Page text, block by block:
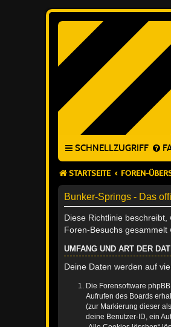
SCHNELLZUGRIFF
STARTSEITE FOREN-
Bunker-Springs - Das
Diese Richtlinie beschreibt,
Foren-Besuchs gesammelt
UMFANG UND ART DER
Deine Daten werden auf
Die Forensoftware
Aufrufen des Boards
(zur Markierung dieser
deine Benutzer-ID, ein